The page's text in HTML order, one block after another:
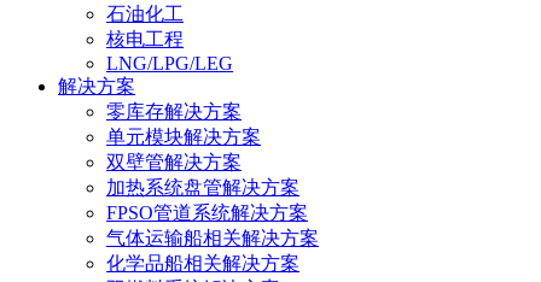
石油化工
核电工程
LNG/LPG/LEG
解决方案
零库存解决方案
单元模块解决方案
双壁管解决方案
加热系统盘管解决方案
FPSO管道系统解决方案
气体运输船相关解决方案
化学品船相关解决方案